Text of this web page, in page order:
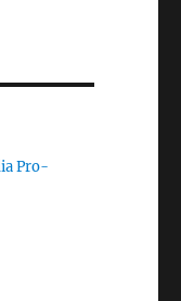
Pro-